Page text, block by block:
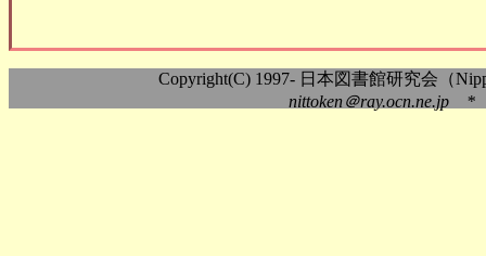
Copyright(C) 1997- 日本図書館研究会（
nittoken＠ray.ocn.ne.jp *